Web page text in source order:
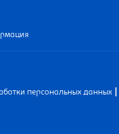
персональных данных